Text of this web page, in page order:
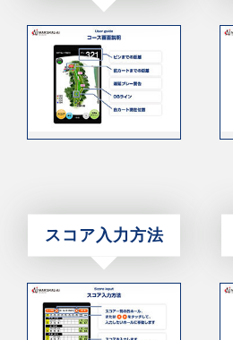
スコア入力方法